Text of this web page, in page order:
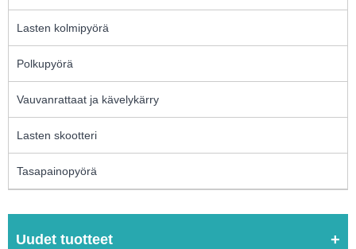
Lasten kolmipyörä
Polkupyörä
Vauvanrattaat ja kävelykärry
Lasten skootteri
Tasapainopyörä
Uudet tuotteet